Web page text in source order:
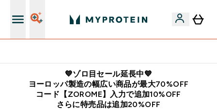
💙ゾロ目セール延長中💙
ヨーロッパ製造の幅広い商品が最大70%OFF
コード【ZOROME】入力で追加10%OFF
さらに特売品は追加20%OFF